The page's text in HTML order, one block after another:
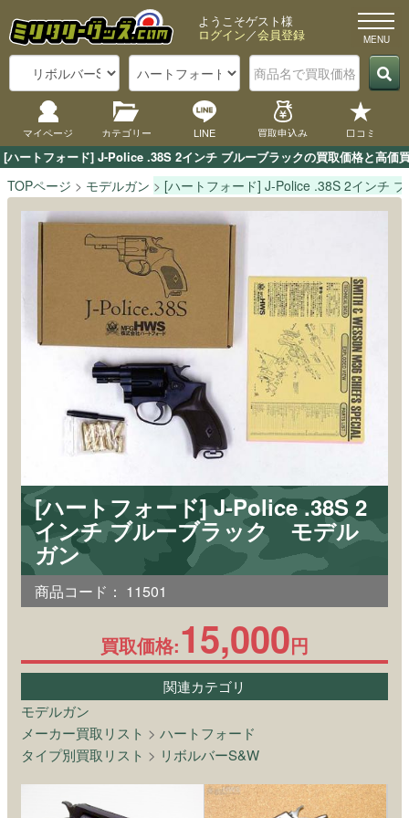
[ハートフォード] J-Police .38S 2インチ ブルーブラックの買取価格と高価
ようこそゲスト様
ログイン／会員登録
マイページ カテゴリー LINE 買取申込み 口コミ
TOPページ モデルガン [ハートフォード] J-Police .38S 2インチ
[ハートフォード] J-Police .38S 2
インチ ブルーブラック モデル
ガン
商品コード： 11501
買取価格:15,000円
関連カテゴリ
モデルガン
メーカー買取リスト > ハートフォード
タイプ別買取リスト > リボルバーS&W